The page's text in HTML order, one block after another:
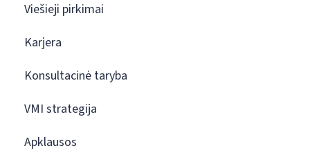
Viešieji pirkimai
Karjera
Konsultacinė taryba
VMI strategija
Apklausos